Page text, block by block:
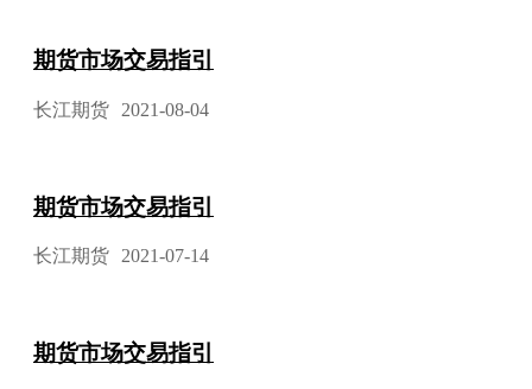
期货市场交易指引
长江期货 2021-08-04
期货市场交易指引
长江期货 2021-07-14
期货市场交易指引